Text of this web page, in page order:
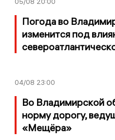
Погода во
изменится под
04/08 23:00
Во Владимирской
норму дорогу,
«Мещёра»